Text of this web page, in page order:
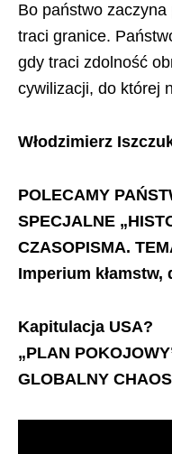
Bo państwo
traci granice.
gdy traci zdolność
cywilizacji, do której
Włodzimierz
POLECAMY
SPECJALNE
CZASOPISMA.
Imperium
Kapitulacja USA?
„PLAN
GLOBALNY CHAOS